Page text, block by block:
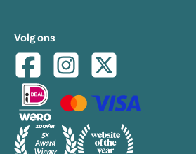
Volg ons